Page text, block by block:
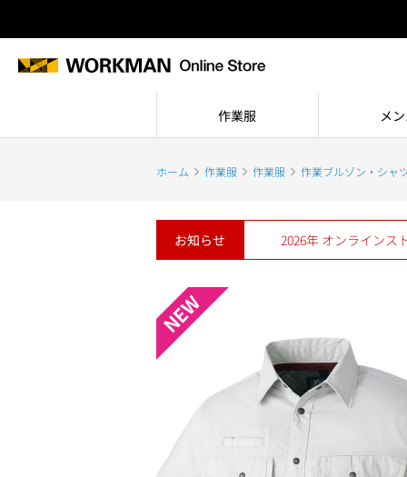
作業服 メ
ホーム 作業服 作業服 作業ブルゾン・シャ
お知らせ 2026年 オンラインス